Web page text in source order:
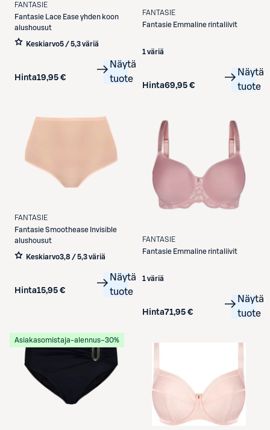
FANTASIE
Fantasie
Lace Ease yhden koon
alushousut
Keskiarvo5 / 5,3 väriä
Hinta19,95 €
Näytä
tuote
FANTASIE
Fantasie Emmaline rintaliivit
1 väriä
Hinta69,95 €
Näytä
tuote
FANTASIE
FantasieSmoothease Invisible
alushousut
Keskiarvo3,8 / 5,3 väriä
Hinta15,95 €
Näytä
tuote
FANTASIE
Fantasie Emmaline rintaliivit
1 väriä
Hinta71,95 €
Näytä
tuote
Asiakasomistaja-alennus−30%